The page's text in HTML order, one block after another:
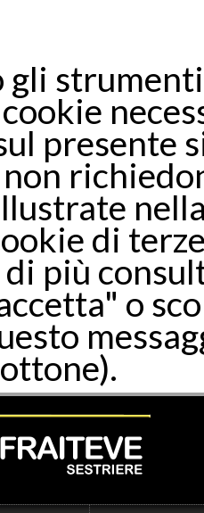
gli
presente
di
più
o